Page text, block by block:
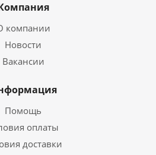
компании
Новости
Вакансии
Помощь
оплаты
доставки